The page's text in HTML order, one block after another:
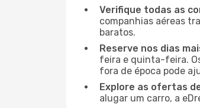
Verifique todas as
companhias aéreas
baratos.
Reserve nos dias
feira e quinta-feira.
fora de época pode
Explore as ofertas
alugar um carro, a